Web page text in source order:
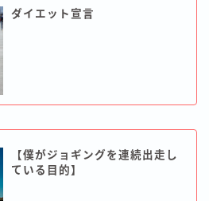
ダイエット宣言
【僕がジョギングを連続出走し
ている目的】